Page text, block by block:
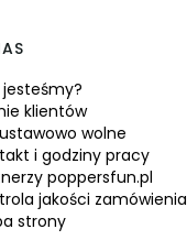
jesteśmy?
klientów
wolne
i godziny pracy
poppersfun.pl
jakości zamówienia
strony